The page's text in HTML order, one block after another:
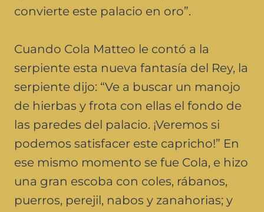
convierte este palacio en oro”.
Cuando Cola Matteo le contó a la
serpiente esta nueva fantasía del Rey, la
serpiente dijo: “Ve a buscar un manojo
de hierbas y frota con ellas el fondo de
las paredes del palacio. ¡Veremos si
podemos satisfacer este capricho!” En
ese mismo momento se fue Cola, e hizo
una gran escoba con coles, rábanos,
puerros, perejil, nabos y zanahorias; y